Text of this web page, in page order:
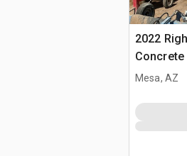
2022
Concrete
(Unused)
Mesa, AZ